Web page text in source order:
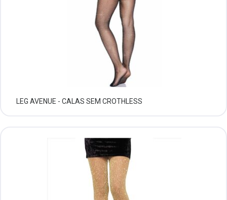
LEG AVENUE - CALAS SEM CROTHLESS